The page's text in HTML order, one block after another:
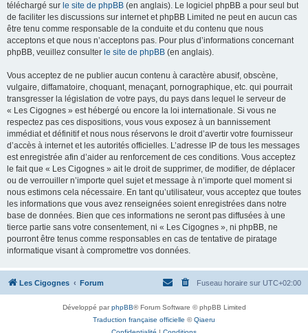
téléchargé sur le site de phpBB (en anglais). Le logiciel phpBB a pour seul but
de faciliter les discussions sur internet et phpBB Limited ne peut en aucun cas
être tenu comme responsable de la conduite et du contenu que nous
acceptons et que nous n’acceptons pas. Pour plus d’informations concernant
phpBB, veuillez consulter le site de phpBB (en anglais).
Vous acceptez de ne publier aucun contenu à caractère abusif, obscène,
vulgaire, diffamatoire, choquant, menaçant, pornographique, etc. qui pourrait
transgresser la législation de votre pays, du pays dans lequel le serveur de
« Les Cigognes » est hébergé ou encore la loi internationale. Si vous ne
respectez pas ces dispositions, vous vous exposez à un bannissement
immédiat et définitif et nous nous réservons le droit d’avertir votre fournisseur
d’accès à internet et les autorités officielles. L’adresse IP de tous les messages
est enregistrée afin d’aider au renforcement de ces conditions. Vous acceptez
le fait que « Les Cigognes » ait le droit de supprimer, de modifier, de déplacer
ou de verrouiller n’importe quel sujet et message à n’importe quel moment si
nous estimons cela nécessaire. En tant qu’utilisateur, vous acceptez que toutes
les informations que vous avez renseignées soient enregistrées dans notre
base de données. Bien que ces informations ne seront pas diffusées à une
tierce partie sans votre consentement, ni « Les Cigognes », ni phpBB, ne
pourront être tenus comme responsables en cas de tentative de piratage
informatique visant à compromettre vos données.
Les Cigognes Forum Fuseau horaire sur UTC+02:00
Développé parphpBB® Forum Software © phpBB Limited
Traduction française officielle ©Qiaeru